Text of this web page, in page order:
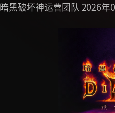
暗黑破坏神运营团队 2026年